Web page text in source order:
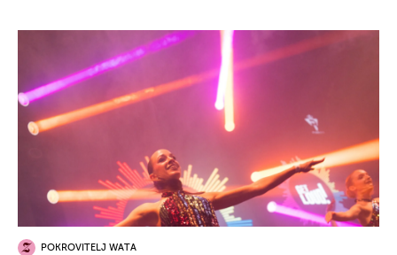
POKROVITELJ WATA